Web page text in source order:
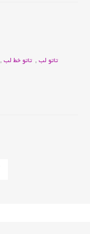
تاتو لب, تاتو خط لب,